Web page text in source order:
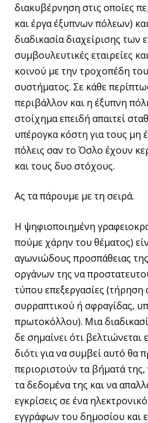
διακυβέρνηση στις οποίες
και έργα έξυπνων πόλεων)
διαδικασία διαχείρισης των
συμβουλευτικές εταιρείες
κοινού με την τροχοπέδη
συστήματος. Σε κάθε
περιβάλλον και η έξυπνη
στοίχημα επειδή απαιτεί
υπέρογκα κόστη για τους μη
πόλεις σαν το Όσλο έχουν
και τους δυο στόχους.
Ας τα πάρουμε με τη σειρά.
Η ψηφιοποιημένη
πούμε χάρην του θέματος)
αγωνιώδους προσπάθειας
οργάνων της να
τύπου επεξεργασίες (τήρηση
συρραπτικού ή σφραγίδας,
πρωτοκόλλου). Μια
δε σημαίνει ότι
διότι για να συμβεί αυτό θα
περιοριστούν τα βήματά
τα δεδομένα της και να
εγκρίσεις σε ένα
εγγράφων του δημοσίου και